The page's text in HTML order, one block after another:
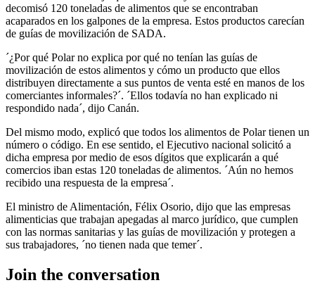
decomisó 120 toneladas de alimentos que se encontraban
acaparados en los galpones de la empresa. Estos productos carecían
de guías de movilización de SADA.
´¿Por qué Polar no explica por qué no tenían las guías de
movilización de estos alimentos y cómo un producto que ellos
distribuyen directamente a sus puntos de venta esté en manos de los
comerciantes informales?´. ´Ellos todavía no han explicado ni
respondido nada´, dijo Canán.
Del mismo modo, explicó que todos los alimentos de Polar tienen un
número o código. En ese sentido, el Ejecutivo nacional solicitó a
dicha empresa por medio de esos dígitos que explicarán a qué
comercios iban estas 120 toneladas de alimentos. ´Aún no hemos
recibido una respuesta de la empresa´.
El ministro de Alimentación, Félix Osorio, dijo que las empresas
alimenticias que trabajan apegadas al marco jurídico, que cumplen
con las normas sanitarias y las guías de movilización y protegen a
sus trabajadores, ´no tienen nada que temer´.
Join the conversation